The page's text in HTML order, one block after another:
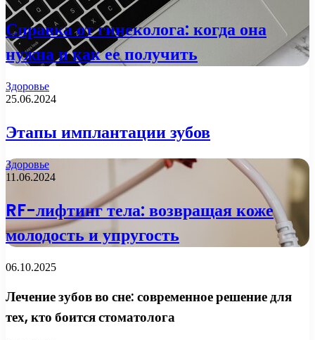
Справка от гинеколога: когда она
нужна и как ее получить
Здоровье
25.06.2024
Этапы имплантации зубов
Здоровье
11.06.2024
RF-лифтинг тела: возвращая коже
молодость и упругость
06.10.2025
Лечение зубов во сне: современное решение для
тех, кто боится стоматолога